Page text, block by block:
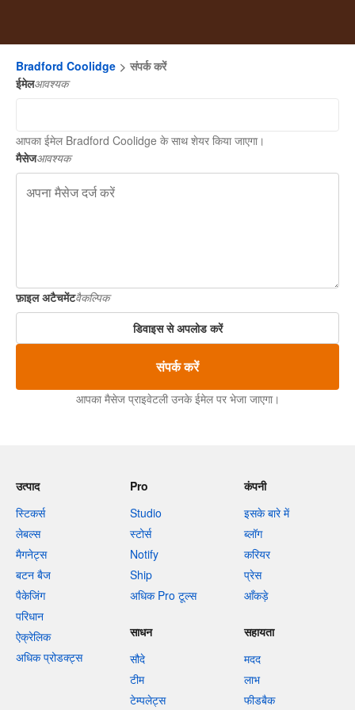
Bradford Coolidge
संपर्क करें
ईमेलआवश्यक
आपका ईमेल Bradford Coolidge के साथ शेयर किया जाएगा।
मैसेजआवश्यक
फ़ाइल अटैचमेंटवैकल्पिक
डिवाइस से अपलोड करें
संपर्क करें
आपका मैसेज प्राइवेटली उनके ईमेल पर भेजा जाएगा।
उत्पाद
स्टिकर्स
लेबल्स
मैगनेट्स
बटन बैज
पैकेजिंग
परिधान
ऐक्रेलिक
अधिक प्रोडक्ट्स
Pro
Studio
स्टोर्स
Notify
Ship
अधिक Pro टूल्स
कंपनी
इसके बारे में
ब्लॉग
करियर
प्रेस
आँकड़े
साधन
सौदे
टीम
टेम्पलेट्स
सहायता
मदद
लाभ
फीडबैक